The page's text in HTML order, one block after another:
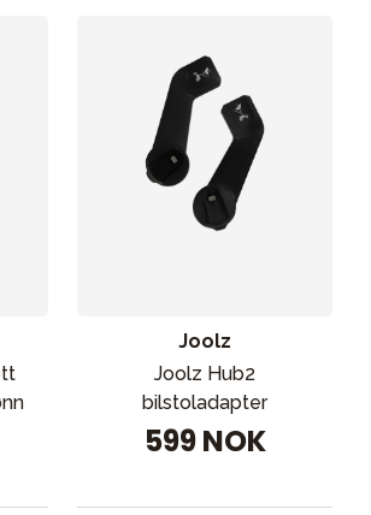
Joolz
Joolz Hub2
bilstoladapter
599 NOK
Butikken vår